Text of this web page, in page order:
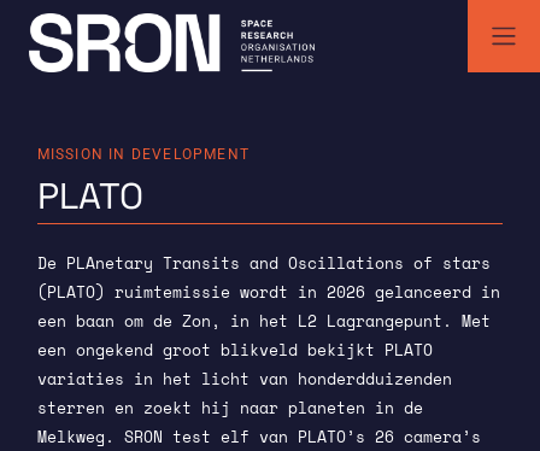
Skip
content
PLATO
MISSION IN DEVELOPMENT
De PLAnetary Transits and Oscillations of stars
(PLATO) ruimtemissie wordt in 2026 gelanceerd in
een baan om de Zon, in het L2 Lagrangepunt. Met
een ongekend groot blikveld bekijkt PLATO
variaties in het licht van honderdduizenden
sterren en zoekt hij naar planeten in de
Melkweg. SRON test elf van PLATO’s 26 camera’s